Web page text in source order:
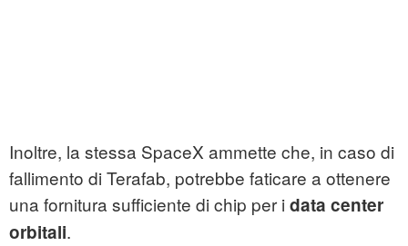
Inoltre, la stessa SpaceX ammette che, in caso di
fallimento di Terafab, potrebbe faticare a ottenere
una fornitura sufficiente di chip per i data center
orbitali.